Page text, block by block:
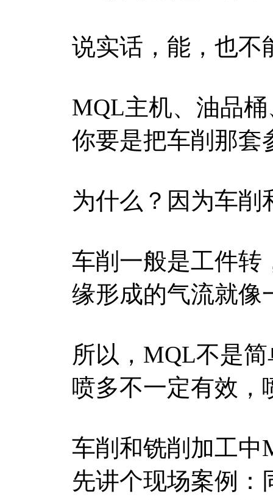
说实话，能，也不
MQL主机、油品
你要是把车削那套
为什么？因为车削
车削一般是工件转
缘形成的气流就像
所以，MQL不是
喷多不一定有效，
车削和铣削加工中
先讲个现场案例：